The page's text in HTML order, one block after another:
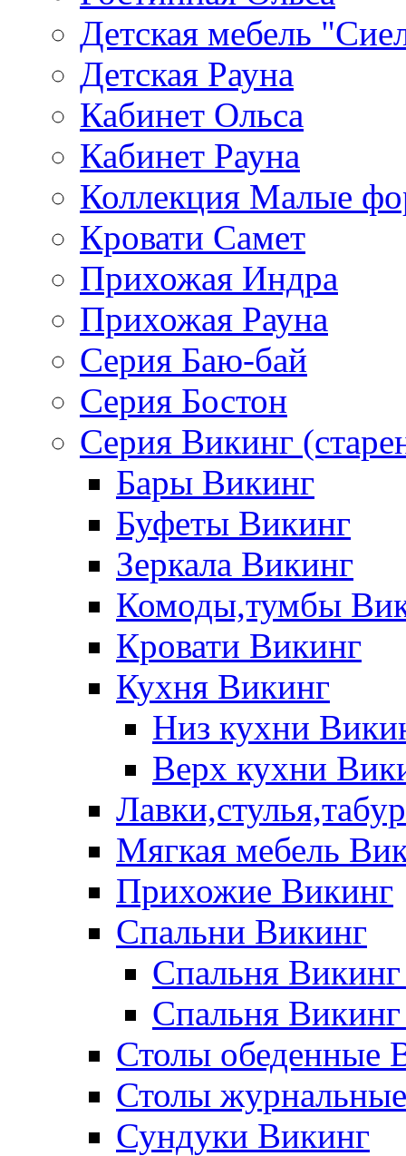
Детская мебель
Детская Рауна
Кабинет Ольса
Кабинет Рауна
Коллекция Малые
Кровати Самет
Прихожая Индра
Прихожая Рауна
Серия Баю-бай
Серия Бостон
Серия Викинг
Бары Викинг
Буфеты Викинг
Зеркала Викинг
Комоды,тумбы
Кровати Викинг
Кухня Викинг
Низ кухни
Верх кухни
Мягкая мебель
Прихожие Викинг
Спальни Викинг
Спальня
Спальня
Столы обеденные
Столы
Сундуки Викинг